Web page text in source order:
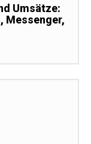
Umsätze:
Messenger,